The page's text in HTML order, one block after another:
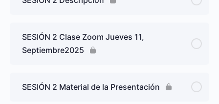
SESIÓN 2 Clase Zoom Jueves 11,
Septiembre2025
SESIÓN 2 Material de la Presentación